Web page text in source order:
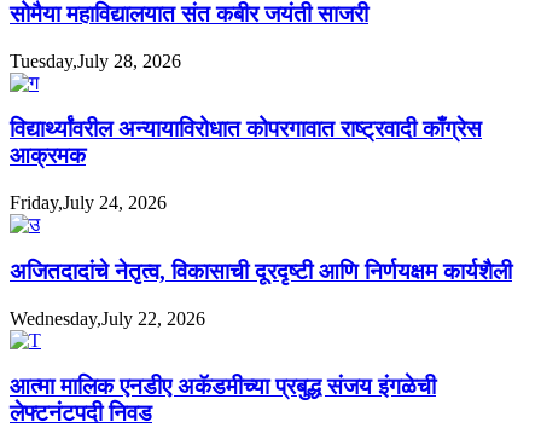
सोमैया महाविद्यालयात संत कबीर जयंती साजरी
Tuesday,July 28, 2026
विद्यार्थ्यांवरील अन्यायाविरोधात कोपरगावात राष्ट्रवादी काँग्रेस
आक्रमक
Friday,July 24, 2026
अजितदादांचे नेतृत्व, विकासाची दूरदृष्टी आणि निर्णयक्षम कार्यशैली
Wednesday,July 22, 2026
आत्मा मालिक एनडीए अकॅडमीच्या प्रबुद्ध संजय इंगळेची
लेफ्टनंटपदी निवड